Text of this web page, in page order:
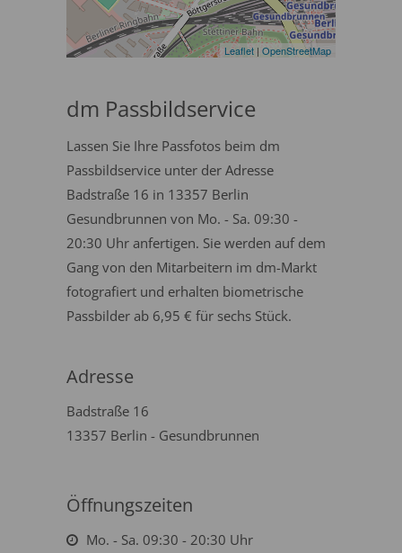
Leaflet | OpenStreetMap
dm Passbildservice
Lassen Sie Ihre Passfotos beim dm
Passbildservice unter der Adresse
Badstraße 16 in 13357 Berlin
Gesundbrunnen von Mo. - Sa. 09:30 -
20:30 Uhr anfertigen. Sie werden auf dem
Gang von den Mitarbeitern im dm-Markt
fotografiert und erhalten biometrische
Passbilder ab 6,95 € für sechs Stück.
Adresse
Badstraße 16
13357 Berlin - Gesundbrunnen
Öffnungszeiten
Mo. - Sa. 09:30 - 20:30 Uhr